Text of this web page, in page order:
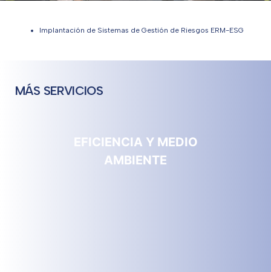
Implantación de Sistemas de Gestión de Riesgos ERM-ESG
MÁS SERVICIOS
EFICIENCIA Y MEDIO
AMBIENTE